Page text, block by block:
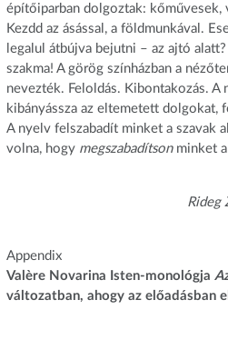
építőiparban dolgoztak:
Kezdd az ásással, a földmunkával.
legalul átbújva bejutni – az ajtó
szakma! A görög színházban a
nevezték. Feloldás. Kibontakozás. A
kibányássza az eltemetett dolgokat,
A nyelv felszabadít minket a szavak
volna, hogy megszabadítsonminket a
Rideg
Appendix
Valère Novarina Isten-monológja
változatban, ahogy az előadásban